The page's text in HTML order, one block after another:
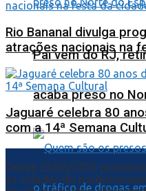
Pai vem do RJ,
acaba preso no
Rio Bananal divulga
atrações nacionais na
Jaguaré celebra 80
com a 14ª Semana
Desde 29/02/2003
as cidades do norte/